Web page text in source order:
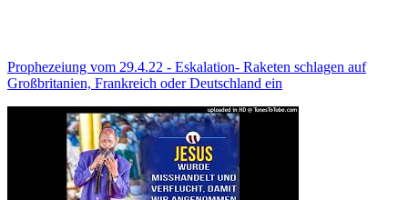
Prophezeiung vom 29.4.22 - Eskalation- Raketen schlagen auf
Großbritanien, Frankreich oder Deutschland ein